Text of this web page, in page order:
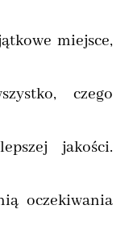
miejsce,
czego
jakości.
oczekiwania